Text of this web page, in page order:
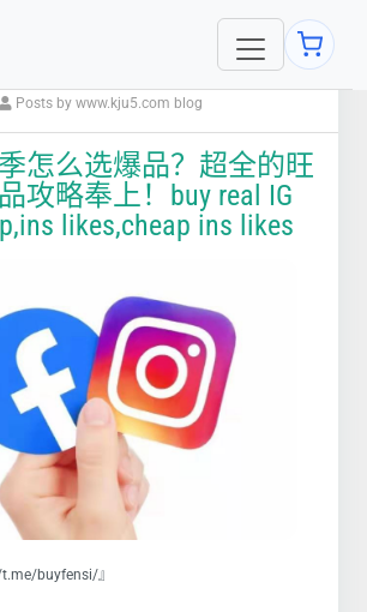
Posts by www.kju5.com blog
怎么选爆品？超全的旺
攻略奉上！buy real IG
likes,cheap ins likes
buyfensi/』